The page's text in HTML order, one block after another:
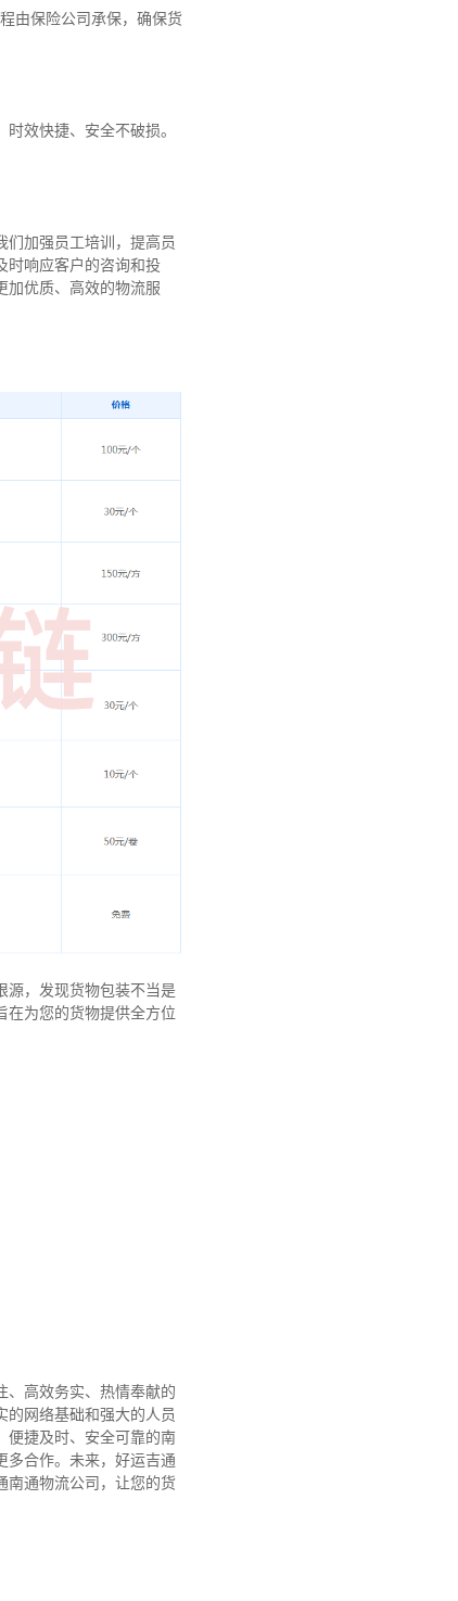
由保险公司承保，确保货
效快捷、安全不破损。
们加强员工培训，提高员
时响应客户的咨询和投
加优质、高效的物流服
源，发现货物包装不当是
在为您的货物提供全方位
、高效务实、热情奉献的
的网络基础和强大的人员
便捷及时、安全可靠的南
合作。 未来，好运吉通
南通物流公司，让您的货